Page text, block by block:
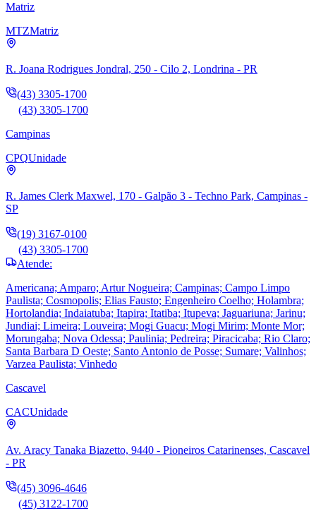
Matriz
MTZMatriz
R. Joana Rodrigues Jondral, 250 - Cilo 2, Londrina - PR
(43) 3305-1700
(43) 3305-1700
Campinas
CPQUnidade
R. James Clerk Maxwel, 170 - Galpão 3 - Techno Park, Campinas -
SP
(19) 3167-0100
(43) 3305-1700
Atende:
Americana; Amparo; Artur Nogueira; Campinas; Campo Limpo
Paulista; Cosmopolis; Elias Fausto; Engenheiro Coelho; Holambra;
Hortolandia; Indaiatuba; Itapira; Itatiba; Itupeva; Jaguariuna; Jarinu;
Jundiai; Limeira; Louveira; Mogi Guacu; Mogi Mirim; Monte Mor;
Morungaba; Nova Odessa; Paulinia; Pedreira; Piracicaba; Rio Claro;
Santa Barbara D Oeste; Santo Antonio de Posse; Sumare; Valinhos;
Varzea Paulista; Vinhedo
Cascavel
CACUnidade
Av. Aracy Tanaka Biazetto, 9440 - Pioneiros Catarinenses, Cascavel
- PR
(45) 3096-4646
(45) 3122-1700